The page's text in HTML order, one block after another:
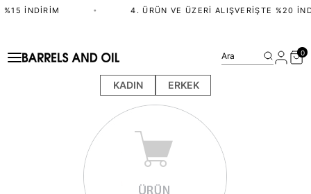
İNDIRIM • 4. ÜRÜN VE ÜZERI ALIŞVERIŞTE %20
KADIN ERKEK
Ara 0